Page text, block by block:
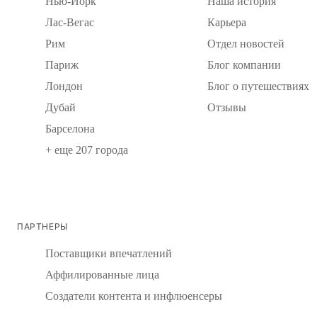
Лас-Вегас
Рим
Париж
Лондон
Дубай
Барселона
+ еще 207 города
Карьера
Отдел новостей
Блог компании
Блог о путешествиях
Отзывы
ПАРТНЕРЫ
Поставщики впечатлений
Аффилированные лица
Создатели контента и инфлюенсеры